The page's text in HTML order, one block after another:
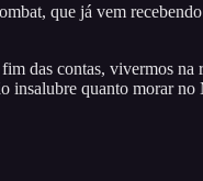
que já vem
das contas, vivermos
insalubre quanto morar